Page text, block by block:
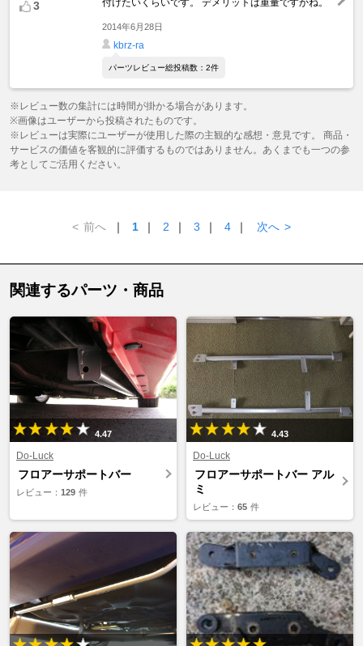
3
付けたいくらいです。 デメリットは重量ですかね。
2014年6月28日
kbrz-ra
パーツレビュー総投稿数：2件
※レビュー数の集計には時間が掛かる場合があります。
※画像はユーザーから投稿されたものです。
※レビューは実際にユーザーが使用した際の主観的な感想・意見です。 商品・
サービスの価値を客観的に評価するものではありません。あくまでも一つの参
考としてご活用ください。
< 前へ ｜ 1 ｜ 2 ｜ 3 ｜ 4 ｜ 次へ >
関連するパーツ・商品
4.47
Do-Luck
フロアーサポートバー
レビュー： 129 件
4.43
Do-Luck
フロアーサポートバー アル
ミ
レビュー： 65 件